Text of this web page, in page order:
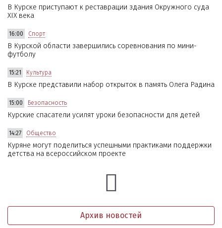
В Курске приступают к реставрации здания Окружного суда
XIX века
16:00 Спорт
В Курской области завершились соревнования по мини-
футболу
15:21 Культура
В Курске представили набор открыток в память Олега Радина
15:00 Безопасность
Курские спасатели усилят уроки безопасности для детей
14:27 Общество
Куряне могут поделиться успешными практиками поддержки
детства на всероссийском проекте
Архив новостей